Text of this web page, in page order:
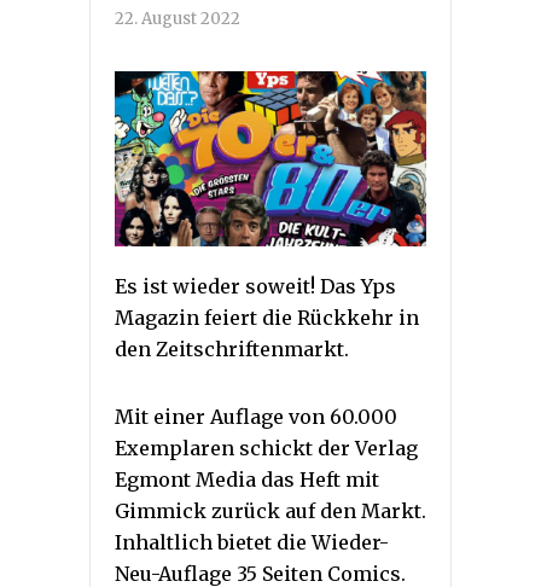
22. August 2022
Es ist wieder soweit! Das Yps
Magazin feiert die Rückkehr in
den Zeitschriftenmarkt.
Mit einer Auflage von 60.000
Exemplaren schickt der Verlag
Egmont Media das Heft mit
Gimmick zurück auf den Markt.
Inhaltlich bietet die Wieder-
Neu-Auflage 35 Seiten Comics.